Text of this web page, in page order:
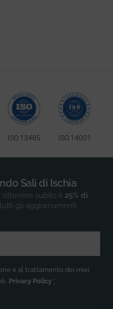
ISO 13485 ISO 14001
Sali di Ischia
ottenere subito il 25% di
gli aggiornamenti
e al trattamento dei miei
Privacy Policy *